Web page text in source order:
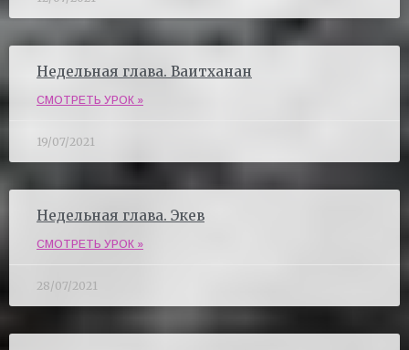
Недельная глава. Ваитханан
СМОТРЕТЬ УРОК »
19/07/2021
Недельная глава. Экев
СМОТРЕТЬ УРОК »
28/07/2021